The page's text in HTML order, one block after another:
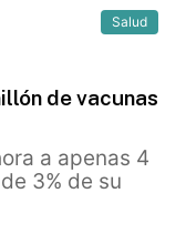
Salud
de vacunas
a apenas 4
3% de su